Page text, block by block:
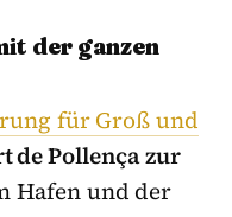
der ganzen
für Groß und
de Pollença zur
Hafen und der